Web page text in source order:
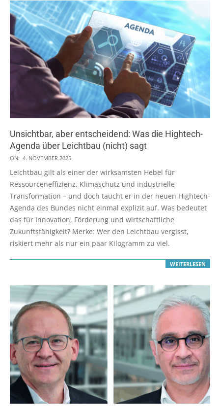
Unsichtbar, aber entscheidend: Was die Hightech-
Agenda über Leichtbau (nicht) sagt
2025-
11-
04
ON: 4. NOVEMBER 2025
Leichtbau gilt als einer der wirksamsten Hebel für
Ressourceneffizienz, Klimaschutz und industrielle
Transformation – und doch taucht er in der neuen Hightech-
Agenda des Bundes nicht einmal explizit auf. Was bedeutet
das für Innovation, Förderung und wirtschaftliche
Zukunftsfähigkeit? Merke: Wer den Leichtbau vergisst,
riskiert mehr als nur ein paar Kilogramm zu viel.
WEITERLESEN